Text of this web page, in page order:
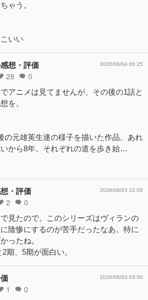
ゃう。
いい
想・評価
28 0
2026/08/04 06:25
アニメは見てませんが、その後の1話と
を。
の元雄英生達の様子を描いた作品。あれ
から8年。それぞれの道を歩き始…
・評価
2 0
2026/08/03 22:56
見たので。このシリーズはヴィランの
陰惨にするのが苦手だったなあ。特に
ったね。
期、5期が面白い。
1 0
2026/08/03 03:50